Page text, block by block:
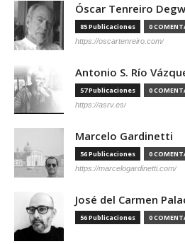
Óscar Tenreiro
85 Publicaciones 0
https://oscartenreiro.com/
Antonio S. Río
57 Publicaciones 0
https://asrv.es/
Marcelo Gardinetti
56 Publicaciones 0
https://marcelogardinetti.com/
José del Carmen
56 Publicaciones 0